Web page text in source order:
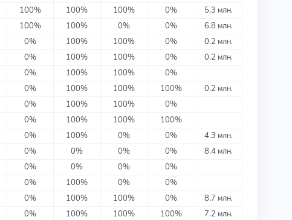
100% 100% 100% 0%
5.3 млн.
100% 100% 0% 0%
6.8 млн.
0% 100% 100% 0%
0.2 млн.
0% 100% 100% 0%
0.2 млн.
0% 100% 100%
0%
0% 100% 100% 100%
0.2 млн.
0% 100% 100%
0%
0% 100% 100%
100%
0% 100% 0% 0%
4.3 млн.
0% 0% 0% 0%
8.4 млн.
0% 0% 0%
0%
0% 100% 0%
0%
0% 100% 100% 0%
8.7 млн.
0% 100% 100% 100%
7.2 млн.